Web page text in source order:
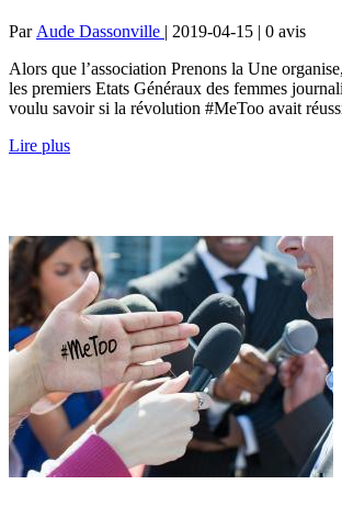
Par Aude Dassonville | 2019-04-15 | 0 avis
Alors que l’association Prenons la Une
les premiers Etats Généraux des femmes
voulu savoir si la révolution #MeToo avait
Lire plus